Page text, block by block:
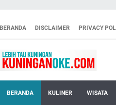
BERANDA DISCLAIMER PRIVACY
BERANDA KULINER WISATA